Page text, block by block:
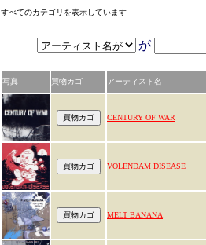
すべてのカテゴリを表示しています
が
写真 買物カゴ アーティスト名
CENTURY OF WAR
VOLENDAM DISEASE
MELT BANANA